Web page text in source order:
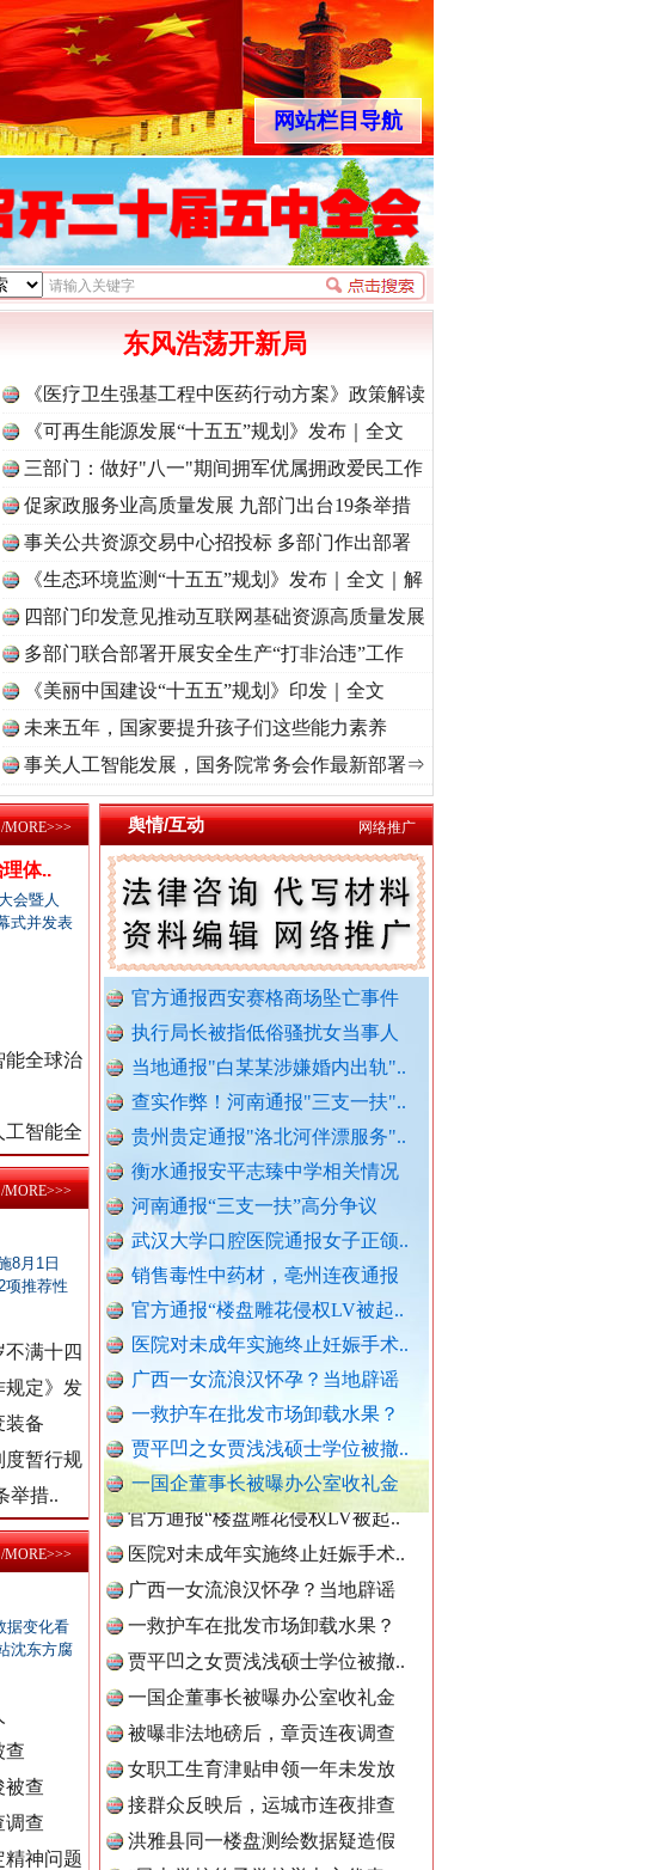
网站栏目导航
征程丨“转折之城”激荡..·[视频]牢记初心使命 奋进复兴征程丨红船起航处 潮起..
东风浩荡开新局
《医疗卫生强基工程中医药行动方案》政策解读
《可再生能源发展“十五五”规划》发布｜全文
三部门：做好"八一"期间拥军优属拥政爱民工作
促家政服务业高质量发展 九部门出台19条举措
事关公共资源交易中心招投标 多部门作出部署
《生态环境监测“十五五”规划》发布｜全文｜解
读
四部门印发意见推动互联网基础资源高质量发展
多部门联合部署开展安全生产“打非治违”工作
《美丽中国建设“十五五”规划》印发｜全文
未来五年，国家要提升孩子们这些能力素养
事关人工智能发展，国务院常务会作最新部署⇒
舆情/互动
官方通报西安赛格商场坠亡事件
执行局长被指低俗骚扰女当事人
当地通报"白某某涉嫌婚内出轨"..
查实作弊！河南通报"三支一扶"..
贵州贵定通报"洛北河伴漂服务"..
衡水通报安平志臻中学相关情况
河南通报“三支一扶”高分争议
武汉大学口腔医院通报女子正颌..
销售毒性中药材，亳州连夜通报
官方通报“楼盘雕花侵权LV被起..
医院对未成年实施终止妊娠手术..
广西一女流浪汉怀孕？当地辟谣
一救护车在批发市场卸载水果？
贾平凹之女贾浅浅硕士学位被撤..
一国企董事长被曝办公室收礼金
官方通报西安赛格商场坠亡事件
执行局长被指低俗骚扰女当事人
当地通报"白某某涉嫌婚内出轨"..
查实作弊！河南通报"三支一扶"..
贵州贵定通报"洛北河伴漂服务"..
衡水通报安平志臻中学相关情况
河南通报“三支一扶”高分争议
武汉大学口腔医院通报女子正颌..
销售毒性中药材，亳州连夜通报
官方通报“楼盘雕花侵权LV被起..
医院对未成年实施终止妊娠手术..
广西一女流浪汉怀孕？当地辟谣
一救护车在批发市场卸载水果？
贾平凹之女贾浅浅硕士学位被撤..
一国企董事长被曝办公室收礼金
被曝非法地磅后，章贡连夜调查
女职工生育津贴申领一年未发放
接群众反映后，运城市连夜排查
洪雅县同一楼盘测绘数据疑造假
“民办学校竹子学校举办方代表..
官方通报中学教师坠楼事件：当..
网络推广
体..
会暨人
式并发表
能全球治
工智能全
MORE>>>
8月1日
项推荐性
满十四
规定》发
装备
度暂行规
举措..
MORE>>>
据变化看
沈东方腐
查
被查
调查
精神问题
MORE>>>
外交部发布重磅视频
“转折之城”激荡奋进脉搏
导游发烟没安好心